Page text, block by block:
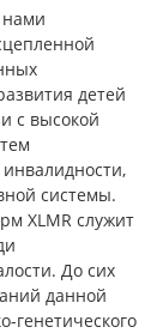
детей
с высокой
инвалидности,
системы.
XLMR служит
До сих
данной
генетического